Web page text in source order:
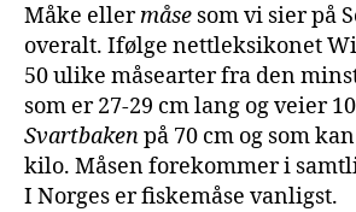
Måke ellermåse som vi sier på
overalt. Ifølge nettleksikonet
50 ulike måsearter fra den
som er 27-29 cm lang og veier
Svartbakenpå 70 cm og som
kilo. Måsen forekommer i
I Norges er fiskemåse vanligst.